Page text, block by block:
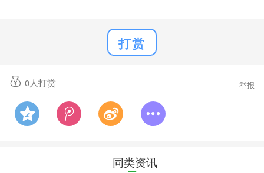
打赏
0人打赏 举报
同类资讯